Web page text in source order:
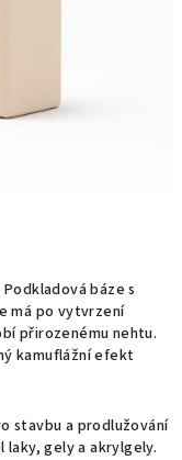
báze s
má po vytvrzení
přirozenému nehtu.
kamuflážní efekt
stavbu a prodlužování
gely a akrylgely.